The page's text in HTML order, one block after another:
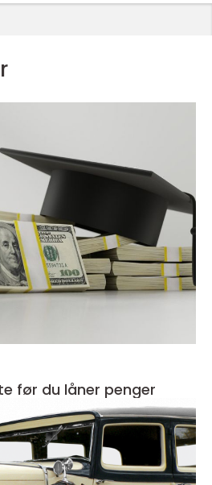
før du låner penger